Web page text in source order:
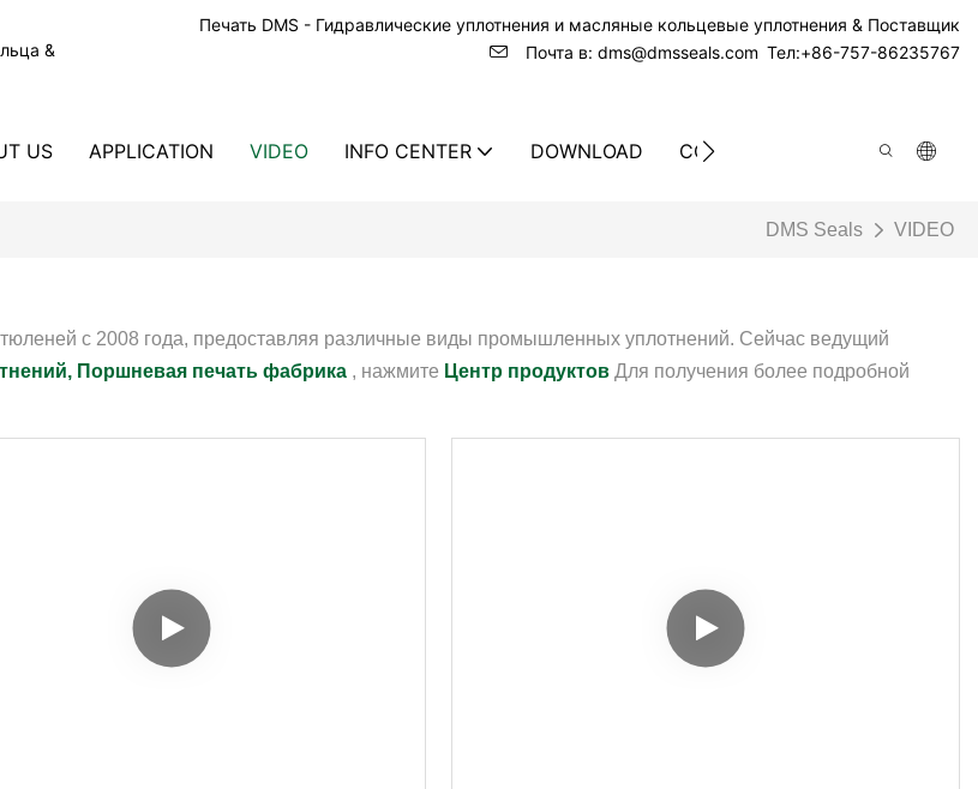
&
Печать DMS - Гидравлические уплотнения и масляные кольцевые уплотнения & Поставщик
Почта в: dms@dmsseals.com Тел:+86-757-86235767
US APPLICATION VIDEO INFO CENTER DOWNLOAD CONTACT US
DMS Seals VIDEO
с 2008 года, предоставляя различные виды промышленных уплотнений. Сейчас ведущий
Поршневая печать фабрика , нажмите Центр продуктов Для получения более подробной